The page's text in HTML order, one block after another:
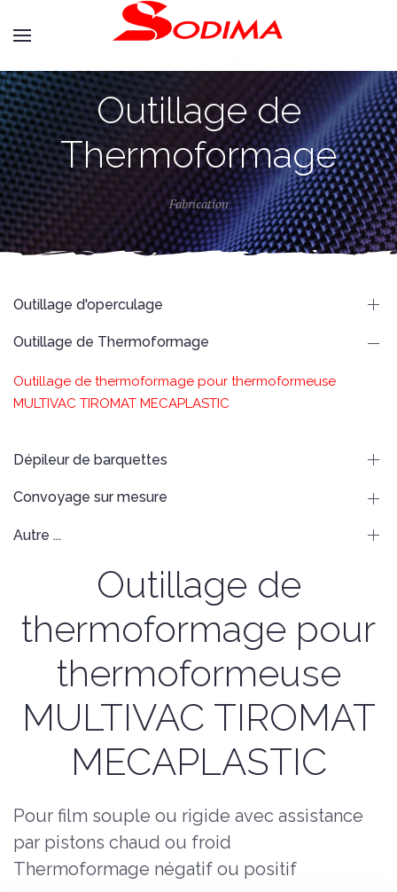
Outillage de
Thermoformage
Fabrication
Outillage d'operculage
Outillage de Thermoformage
Outillage de thermoformage pour thermoformeuse
MULTIVAC TIROMAT MECAPLASTIC
Dépileur de barquettes
Convoyage sur mesure
Autre ...
Outillage de
thermoformage pour
thermoformeuse
MULTIVAC TIROMAT
MECAPLASTIC
Pour film souple ou rigide avec assistance
par pistons chaud ou froid
Thermoformage négatif ou positif